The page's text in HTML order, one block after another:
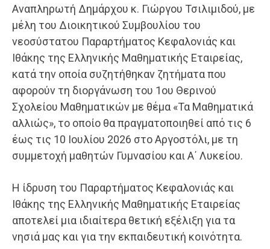
Αναπληρωτή Δημάρχου κ. Γιώργου Τσιλιμιδού, με
μέλη του Διοικητικού Συμβουλίου του
νεοσύστατου Παραρτήματος Κεφαλονιάς και
Ιθάκης της Ελληνικής Μαθηματικής Εταιρείας,
κατά την οποία συζητήθηκαν ζητήματα που
αφορούν τη διοργάνωση του 1ου Θερινού
Σχολείου Μαθηματικών με θέμα «Τα Μαθηματικά
αλλιώς», το οποίο θα πραγματοποιηθεί από τις 6
έως τις 10 Ιουλίου 2026 στο Αργοστόλι, με τη
συμμετοχή μαθητών Γυμνασίου και Α΄ Λυκείου.
Η ίδρυση του Παραρτήματος Κεφαλονιάς και
Ιθάκης της Ελληνικής Μαθηματικής Εταιρείας
αποτελεί μια ιδιαίτερα θετική εξέλιξη για τα
νησιά μας και για την εκπαιδευτική κοινότητα.